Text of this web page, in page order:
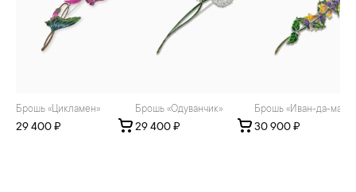
Брошь «Цикламен»
29 400 ₽
Брошь «Одуванчик»
29 400 ₽
Брошь «Иван-да-
30 900 ₽